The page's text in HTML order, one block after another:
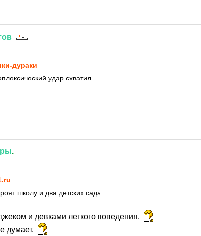
дураки
удар схватил
.
школу и два детских сада
и девками легкого поведения.
думает.